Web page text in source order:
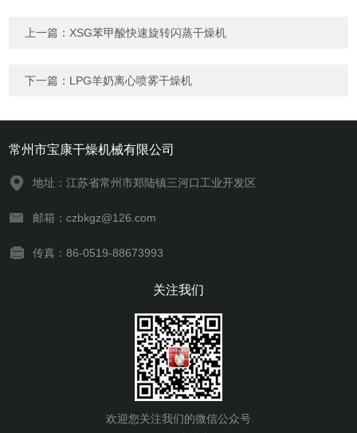
上一篇： XSG苯甲酸快速旋转闪蒸干燥机
下一篇： LPG羊奶离心喷雾干燥机
常州市宝康干燥机械有限公司
地址：江苏省常州市郑陆镇三河口工业开发区
邮箱：czbkgz@126.com
传真：86-0519-88673993
关注我们
欢迎您关注我们的微信公众号